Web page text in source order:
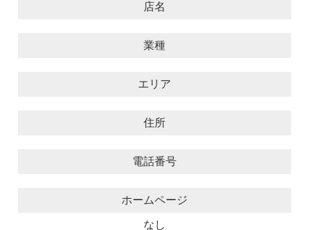
店名
業種
エリア
住所
電話番号
ホームページ
なし